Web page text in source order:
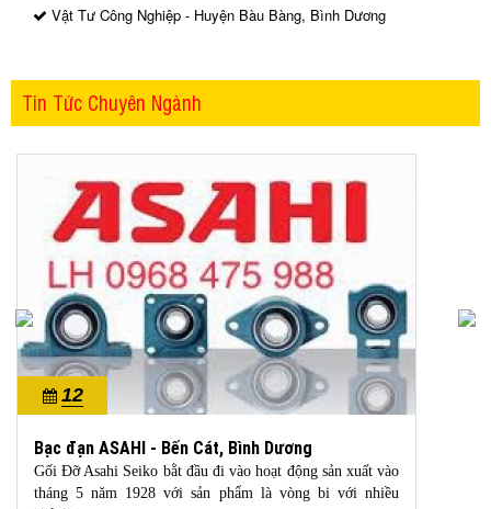
Vật Tư Công Nghiệp - Huyện Bàu Bàng, Bình Dương
Tin Tức Chuyên Ngành
12
10/2022
Bạc đạn ASAHI - Bến Cát, Bình Dương
Gối Đỡ Asahi Seiko bằt đầu đi vào hoạt động sản xuất vào
tháng 5 năm 1928 với sản phẩm là vòng bi với nhiều